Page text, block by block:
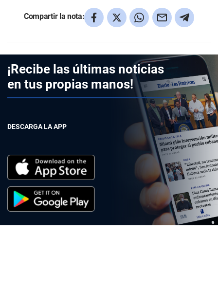
Compartir la nota:
¡Recibe las últimas noticias
en tus propias manos!
DESCARGA LA APP